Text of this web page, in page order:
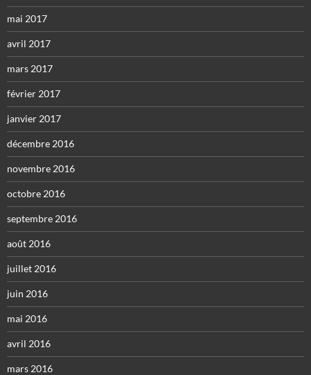
mai 2017
avril 2017
mars 2017
février 2017
janvier 2017
décembre 2016
novembre 2016
octobre 2016
septembre 2016
août 2016
juillet 2016
juin 2016
mai 2016
avril 2016
mars 2016